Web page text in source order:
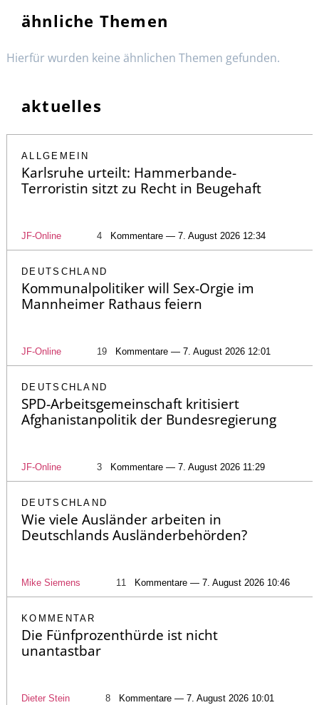
ähnliche Themen
Hierfür wurden keine ähnlichen Themen gefunden.
aktuelles
ALLGEMEIN
Karlsruhe urteilt: Hammerbande-
Terroristin sitzt zu Recht in Beugehaft
JF-Online 4 Kommentare — 7. August 2026 12:34
DEUTSCHLAND
Kommunalpolitiker will Sex-Orgie im
Mannheimer Rathaus feiern
JF-Online 19 Kommentare — 7. August 2026 12:01
DEUTSCHLAND
SPD-Arbeitsgemeinschaft kritisiert
Afghanistanpolitik der Bundesregierung
JF-Online 3 Kommentare — 7. August 2026 11:29
DEUTSCHLAND
Wie viele Ausländer arbeiten in
Deutschlands Ausländerbehörden?
Mike Siemens 11 Kommentare — 7. August 2026 10:46
KOMMENTAR
Die Fünfprozenthürde ist nicht
unantastbar
Dieter Stein 8 Kommentare — 7. August 2026 10:01